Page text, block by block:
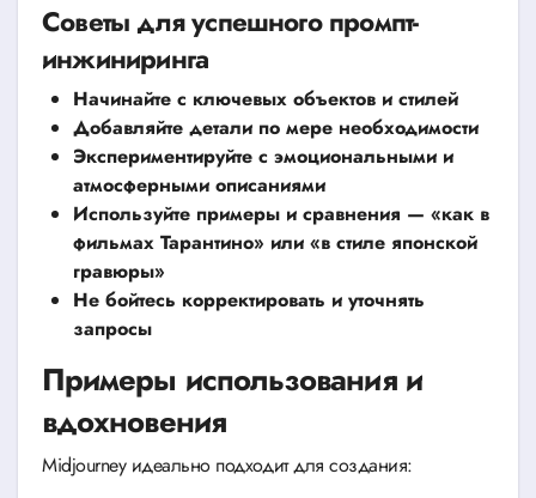
Советы для успешного промпт-
инжиниринга
Начинайте с ключевых объектов и стилей
Добавляйте детали по мере необходимости
Экспериментируйте с эмоциональными и
атмосферными описаниями
Используйте примеры и сравнения — «как в
фильмах Тарантино» или «в стиле японской
гравюры»
Не бойтесь корректировать и уточнять
запросы
Примеры использования и
вдохновения
Midjourney идеально подходит для создания: